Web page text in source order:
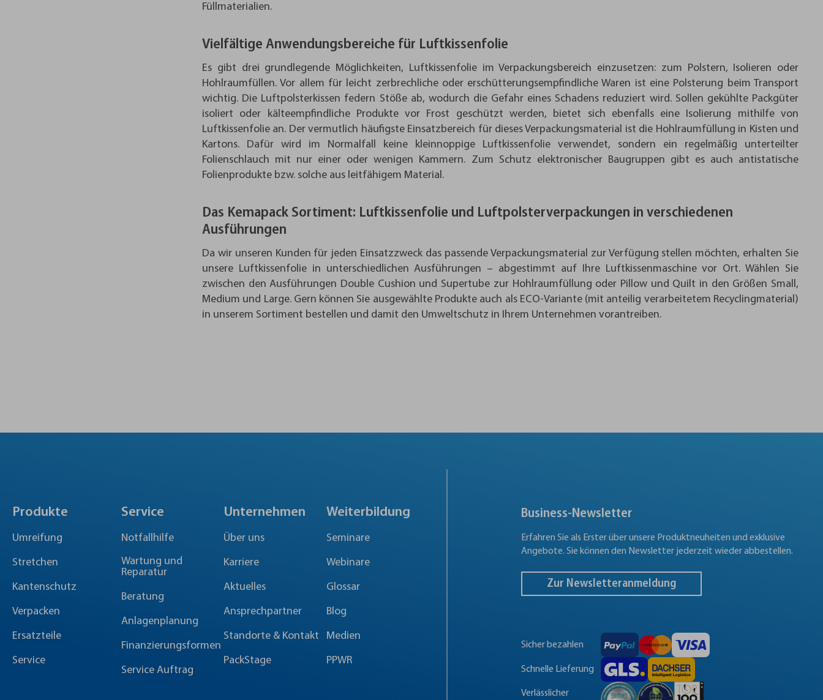
Füllmaterialien.
Vielfältige Anwendungsbereiche für Luftkissenfolie
Es gibt drei grundlegende Möglichkeiten, Luftkissenfolie im Verpackungsbereich einzusetzen: zum Polstern, Isolieren oder
Hohlraumfüllen. Vor allem für leicht zerbrechliche oder erschütterungsempfindliche Waren ist eine Polsterung beim Transport
wichtig. Die Luftpolsterkissen federn Stöße ab, wodurch die Gefahr eines Schadens reduziert wird. Sollen gekühlte Packgüter
isoliert oder kälteempfindliche Produkte vor Frost geschützt werden, bietet sich ebenfalls eine Isolierung mithilfe von
Luftkissenfolie an. Der vermutlich häufigste Einsatzbereich für dieses Verpackungsmaterial ist die Hohlraumfüllung in Kisten und
Kartons. Dafür wird im Normalfall keine kleinnoppige Luftkissenfolie verwendet, sondern ein regelmäßig unterteilter
Folienschlauch mit nur einer oder wenigen Kammern. Zum Schutz elektronischer Baugruppen gibt es auch antistatische
Folienprodukte bzw. solche aus leitfähigem Material.
Das Kemapack Sortiment: Luftkissenfolie und Luftpolsterverpackungen in verschiedenen
Ausführungen
Da wir unseren Kunden für jeden Einsatzzweck das passende Verpackungsmaterial zur Verfügung stellen möchten, erhalten Sie
unsere Luftkissenfolie in unterschiedlichen Ausführungen – abgestimmt auf Ihre Luftkissenmaschine vor Ort. Wählen Sie
zwischen den Ausführungen Double Cushion und Supertube zur Hohlraumfüllung oder Pillow und Quilt in den Größen Small,
Medium und Large. Gern können Sie ausgewählte Produkte auch als ECO-Variante (mit anteilig verarbeitetem Recyclingmaterial)
in unserem Sortiment bestellen und damit den Umweltschutz in Ihrem Unternehmen vorantreiben.
Produkte
Umreifung
Stretchen
Kantenschutz
Verpacken
Ersatzteile
Service
Service
Notfallhilfe
Wartung und
Reparatur
Beratung
Anlagenplanung
Finanzierungsformen
Service Auftrag
Unternehmen
Über uns
Karriere
Aktuelles
Ansprechpartner
Standorte & Kontakt
PackStage
Weiterbildung
Seminare
Webinare
Glossar
Blog
Medien
PPWR
Business-Newsletter
Erfahren Sie als Erster über unsere Produktneuheiten und exklusive
Angebote. Sie können den Newsletter jederzeit wieder abbestellen.
Zur Newsletteranmeldung
Sicher bezahlen
Schnelle Lieferung
Verlässlicher